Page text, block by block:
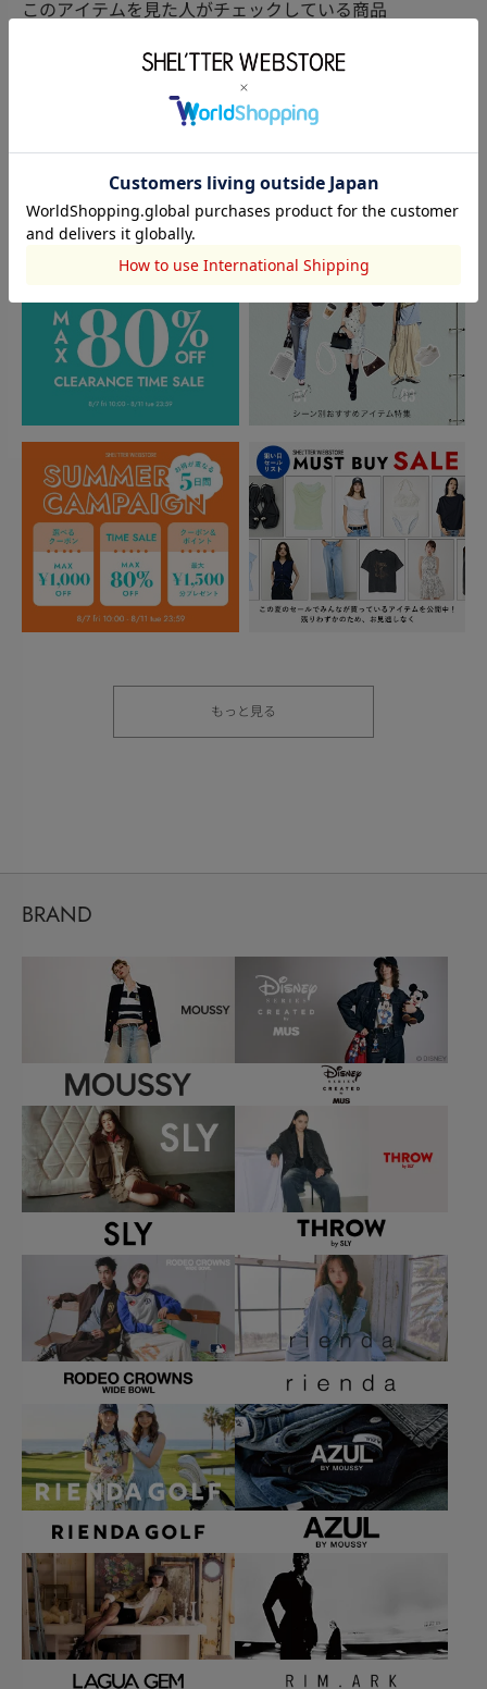
このアイテムを見た人がチェックしている商品
閲覧中カテゴリーのランキング
TOPICS
もっと見る
BRAND